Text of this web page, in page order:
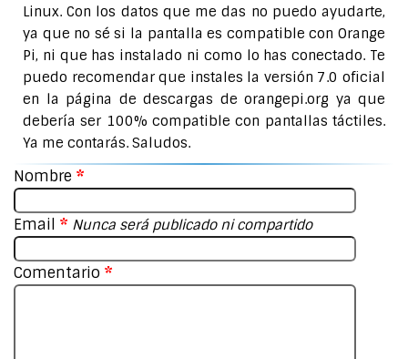
Linux. Con los datos que me das no puedo ayudarte,
ya que no sé si la pantalla es compatible con Orange
Pi, ni que has instalado ni como lo has conectado. Te
puedo recomendar que instales la versión 7.0 oficial
en la página de descargas de orangepi.org ya que
debería ser 100% compatible con pantallas táctiles.
Ya me contarás. Saludos.
Nombre *
Email * Nunca será publicado ni compartido
Comentario *